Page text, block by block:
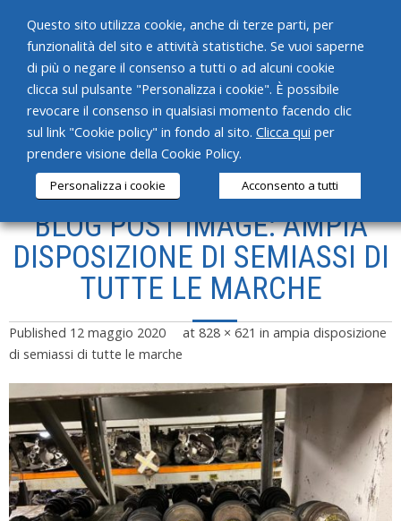
HOME
CHI SIAMO
SERVIZI
PRODOTTI
CONTATTI
BLOG POST IMAGE: AMPIA
DISPOSIZIONE DI SEMIASSI DI
TUTTE LE MARCHE
Published 12 maggio 2020 at 828 × 621 in ampia disposizione
di semiassi di tutte le marche
Questo sito utilizza cookie, anche di terze parti, per
funzionalità del sito e attività statistiche. Se vuoi saperne
di più o negare il consenso a tutti o ad alcuni cookie
clicca sul pulsante "Personalizza i cookie". È possibile
revocare il consenso in qualsiasi momento facendo clic
sul link "Cookie policy" in fondo al sito. Clicca qui per
prendere visione della Cookie Policy.
Personalizza i cookie Acconsento a tutti